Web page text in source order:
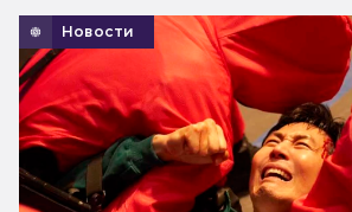
Новости